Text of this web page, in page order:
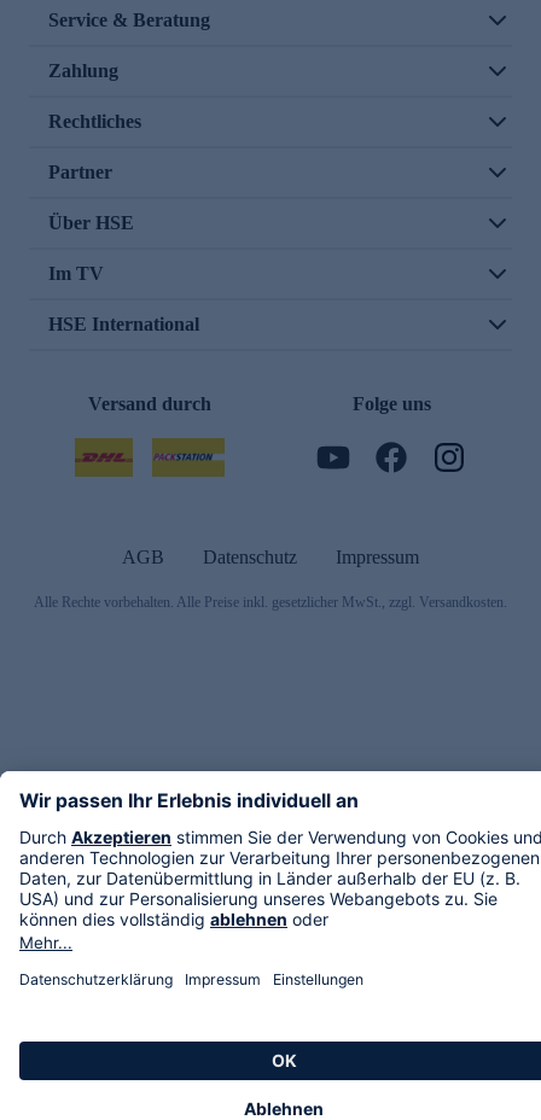
Service & Beratung
Zahlung
Rechtliches
Partner
Über HSE
Im TV
HSE International
Versand durch Folge uns
AGB Datenschutz Impressum
Alle Rechte vorbehalten. Alle Preise inkl. gesetzlicher MwSt., zzgl. Versandkosten.